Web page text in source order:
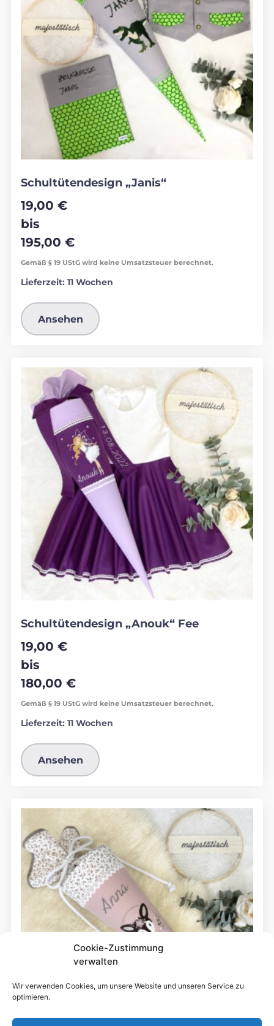
Cookie-Zustimmung
verwalten
Wir verwenden Cookies, um unsere Website und unseren Service zu
optimieren.
Schultütendesign „Janis“
19,00 €
bis
195,00 €
Gemäß § 19 UStG wird keine Umsatzsteuer berechnet.
Lieferzeit: 11 Wochen
Ansehen
Schultütendesign „Anouk“ Fee
19,00 €
bis
180,00 €
Gemäß § 19 UStG wird keine Umsatzsteuer berechnet.
Lieferzeit: 11 Wochen
Ansehen